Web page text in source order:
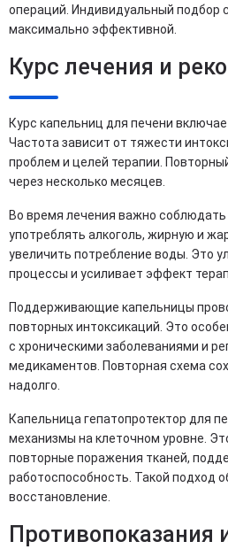
операций. Индивидуальный подбор
максимально эффективной.
Курс лечения и
Курс капельниц для печени
Частота зависит от тяжести
проблем и целей терапии.
через несколько месяцев.
Во время лечения важно
употреблять алкоголь, жирную и
увеличить потребление воды. Это
процессы и усиливает эффект
Поддерживающие капельницы
повторных интоксикаций. Это
с хроническими заболеваниями и
медикаментов. Повторная схема
надолго.
Капельница гепатопротектор для
механизмы на клеточном уровне.
повторные поражения тканей,
работоспособность. Такой подход
восстановление.
Противопоказания